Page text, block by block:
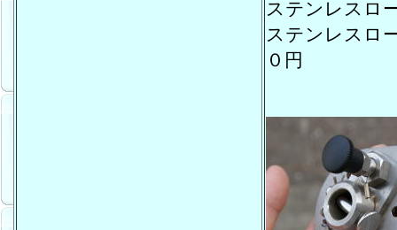
ステンレスロ
ステンレスロ
０円